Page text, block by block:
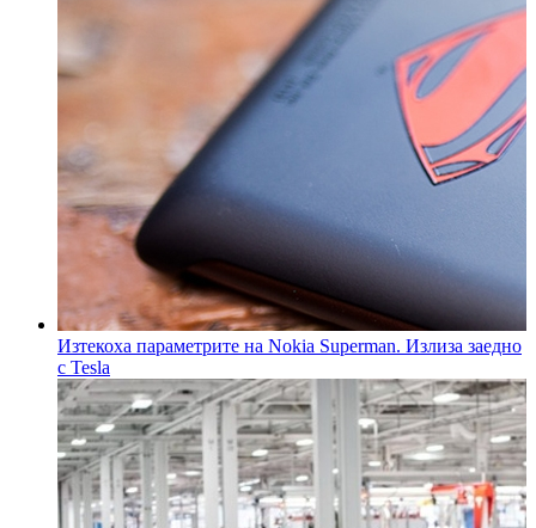
Изтекоха параметрите на Nokia Superman. Излиза заедно
с Tesla